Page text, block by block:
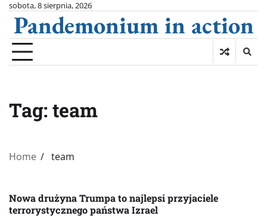
Skip
content
sobota, 8 sierpnia, 2026
Pandemonium in action
Tag: team
Home team
Nowa drużyna Trumpa to najlepsi przyjaciele
terrorystycznego państwa Izrael